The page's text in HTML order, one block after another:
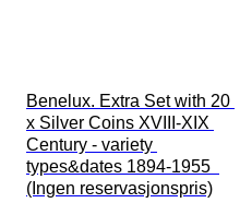
Benelux. Extra Set with 20
x Silver Coins XVIII-XIX
Century - variety
types&dates 1894-1955
(Ingen reservasjonspris)